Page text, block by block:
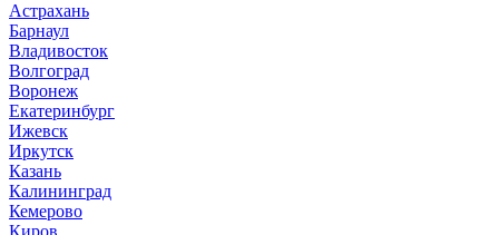
Астрахань
Барнаул
Владивосток
Волгоград
Воронеж
Екатеринбург
Ижевск
Иркутск
Казань
Калининград
Кемерово
Киров